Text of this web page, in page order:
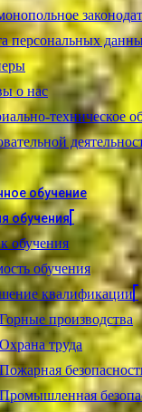
персональных
о нас
техническое
обучение
обучения
обучения
обучения
квалификации
Горные производства
Охрана труда
Пожарная
Промышленная